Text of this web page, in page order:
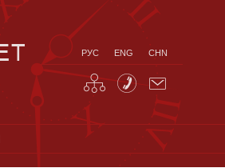
РУС ENG CHN